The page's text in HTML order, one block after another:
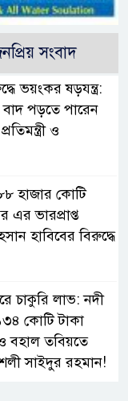
সংবাদ
ভয়ংকর ষড়যন্ত্র:
বাদ পড়তে পারেন
ও
হাজার কোটি
ভারপ্রাপ্ত
হাবিবের বিরুদ্ধে
চাকুরি লাভ: নদী
কোটি টাকা
বহাল তবিয়তে
সাইদুর রহমান!